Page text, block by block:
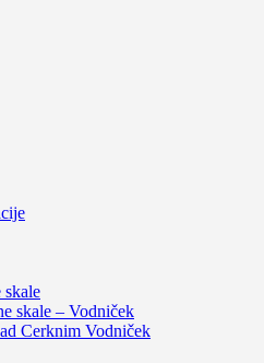
skale
skale – Vodniček
Cerknim Vodniček